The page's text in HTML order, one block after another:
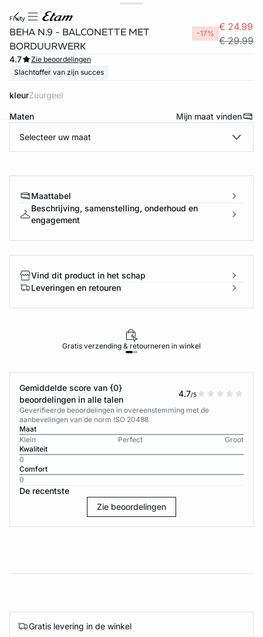
fruity
BEHA N.9 - BALCONETTE MET
BORDUURWERK
-17%
€ 24.99
€ 29.99
4.7
Zie beoordelingen
Slachtoffer van zijn succes
kleur zuurgeel
Maten Mijn maat vinden
Selecteer uw maat
Maattabel
Beschrijving, samenstelling, onderhoud en
engagement
Vind dit product in het schap
Leveringen en retouren
Gratis verzending & retourneren in winkel
Gemiddelde score van {0}
beoordelingen in alle talen
4.7/5
Geverifieerde beoordelingen in overeenstemming met de
aanbevelingen van de norm ISO 20488
Maat
Klein
Perfect
Groot
Kwaliteit
0
Comfort
0
De recentste
Zie beoordelingen
Gratis levering in de winkel